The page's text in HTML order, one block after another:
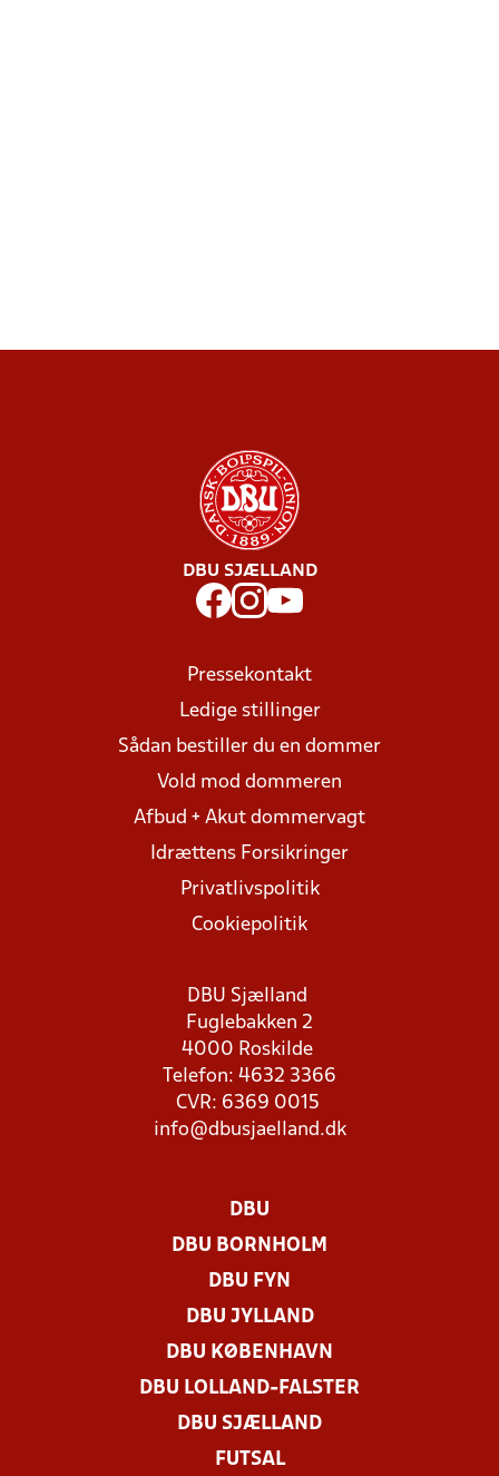
DBU SJÆLLAND
Pressekontakt
Ledige stillinger
Sådan bestiller du en dommer
Vold mod dommeren
Afbud + Akut dommervagt
Idrættens Forsikringer
Privatlivspolitik
Cookiepolitik
DBU Sjælland
Fuglebakken 2
4000 Roskilde
Telefon: 4632 3366
CVR: 6369 0015
info@dbusjaelland.dk
DBU
DBU BORNHOLM
DBU FYN
DBU JYLLAND
DBU KØBENHAVN
DBU LOLLAND-FALSTER
DBU SJÆLLAND
FUTSAL